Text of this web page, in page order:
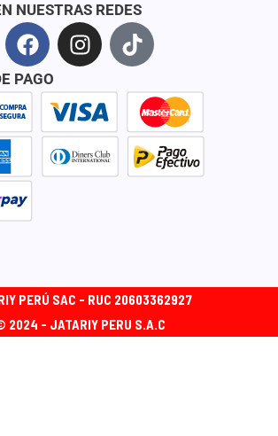
NUESTRAS REDES
F
a
c
e
o
k
I
n
t
a
g
r
T
i
t
o
k
PAGO
PERÚ SAC - RUC 20603362927
2024 - JATARIY PERU S.A.C